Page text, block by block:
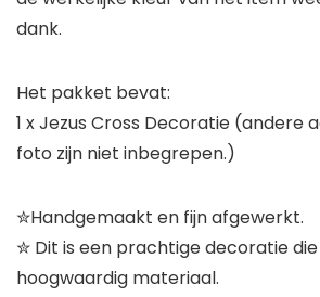
dank.
Het pakket bevat:
1 x Jezus Cross Decoratie (andere
foto zijn niet inbegrepen.)
✮Handgemaakt en fijn afgewerkt.
✮ Dit is een prachtige decoratie
hoogwaardig materiaal.